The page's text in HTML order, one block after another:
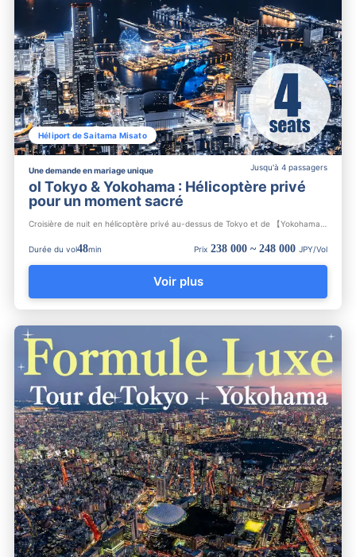
Héliport de Saitama Misato
Jusqu'à 4 passagers
Une demande en mariage unique
ol Tokyo & Yokohama : Hélicoptère privé
pour un moment sacré
Durée du vol48min Prix 238 000 ~ 248 000 JPY/Vol
Voir plus